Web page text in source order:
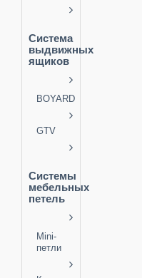
Система
выдвижных
ящиков
BOYARD
GTV
Системы
мебельных
петель
Mini-
петли